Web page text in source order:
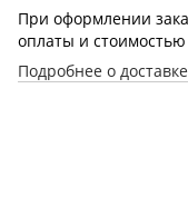
При оформлении
оплаты и стоимостью
Подробнее о доставке